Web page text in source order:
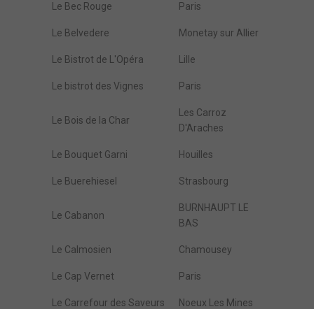
Le Bec Rouge Paris
Le Belvedere Monetay sur Allier
Le Bistrot de L'Opéra Lille
Le bistrot des Vignes Paris
Le Bois de la Char
Les Carroz
D'Araches
Le Bouquet Garni Houilles
Le Buerehiesel Strasbourg
Le Cabanon
BURNHAUPT LE
BAS
Le Calmosien Chamousey
Le Cap Vernet Paris
Le Carrefour des Saveurs Noeux Les Mines